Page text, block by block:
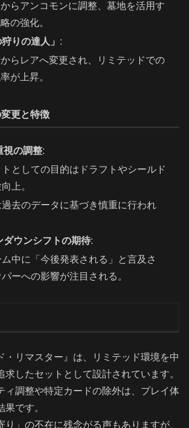
らアンコモンに調整、墓地を活用す
の強化。
狩りの達人」 :
らレアへ変更され、リミテッドでの
が上昇。
更と特徴
視の調整:
としての目的はドラフトやシールド
上。
去のデータに基づき慎重に行われ
ダウンシフトの期待:
ム中に「今後発表される」と言及さ
ーへの影響が注目される。
・リマスター』は、リミテッド環境を中
求したセットとして設計されています。
ィ調整や特定カードの除外は、プレイ体
です。
り」の不在に残念がる声もありますが、